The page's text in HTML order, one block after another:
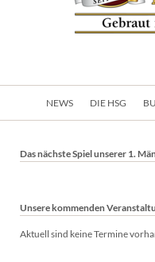
Navigation
NEWS DIE HSG
Das nächste Spiel unserer 1.
Unsere kommenden
Aktuell sind keine Termine